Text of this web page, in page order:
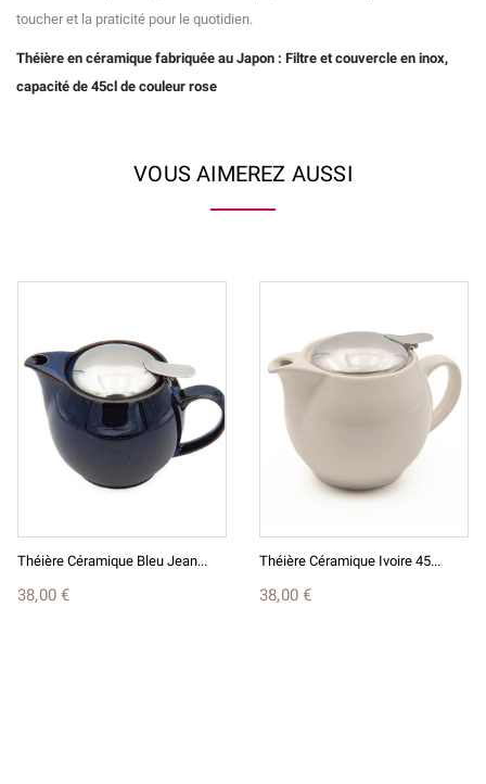
toucher et la praticité pour le quotidien.
Théière en céramique fabriquée au Japon : Filtre et couvercle en inox,
capacité de 45cl de couleur rose
VOUS AIMEREZ AUSSI
Théière Céramique Bleu Jean...
38,00 €
Théière Céramique Ivoire 45...
38,00 €